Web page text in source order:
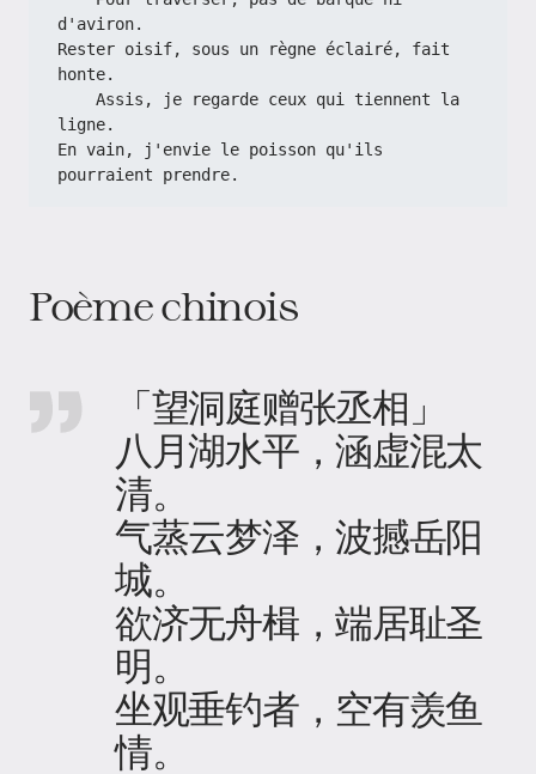
d'aviron.
Rester oisif, sous un règne éclairé, fait
honte.
ligne.
En vain, j'envie le poisson qu'ils
pourraient prendre.
Poème chinois
「望洞庭赠张丞相」
八月湖水平，涵虚混太
清。
气蒸云梦泽，波撼岳阳
城。
欲济无舟楫，端居耻圣
明。
坐观垂钓者，空有羡鱼
情。